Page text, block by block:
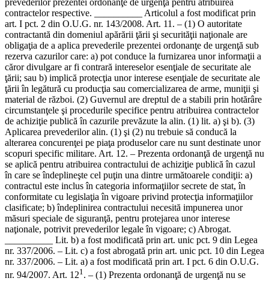
prevederilor prezentei ordonanţe de urgenţă pentru atribuirea
contractelor respective. __________ Articolul a fost modificat prin
art. I pct. 2 din O.U.G. nr. 143/2008. Art. 11. – (1) O autoritate
contractantă din domeniul apărării ţării şi securităţii naţionale are
obligaţia de a aplica prevederile prezentei ordonanţe de urgenţă sub
rezerva cazurilor care: a) pot conduce la furnizarea unor informaţii a
căror divulgare ar fi contrară intereselor esenţiale de securitate ale
ţării; sau b) implică protecţia unor interese esenţiale de securitate ale
ţării în legătură cu producţia sau comercializarea de arme, muniţii şi
material de război. (2) Guvernul are dreptul de a stabili prin hotărâre
circumstanţele şi procedurile specifice pentru atribuirea contractelor
de achiziţie publică în cazurile prevăzute la alin. (1) lit. a) şi b). (3)
Aplicarea prevederilor alin. (1) şi (2) nu trebuie să conducă la
alterarea concurenţei pe piaţa produselor care nu sunt destinate unor
scopuri specific militare. Art. 12. – Prezenta ordonanţă de urgenţă nu
se aplică pentru atribuirea contractului de achiziţie publică în cazul
în care se îndeplineşte cel puţin una dintre următoarele condiţii: a)
contractul este inclus în categoria informaţiilor secrete de stat, în
conformitate cu legislaţia în vigoare privind protecţia informaţiilor
clasificate; b) îndeplinirea contractului necesită impunerea unor
măsuri speciale de siguranţă, pentru protejarea unor interese
naţionale, potrivit prevederilor legale în vigoare; c) Abrogat.
__________ Lit. b) a fost modificată prin art. unic pct. 9 din Legea
nr. 337/2006. – Lit. c) a fost abrogată prin art. unic pct. 10 din Legea
nr. 337/2006. – Lit. a) a fost modificată prin art. I pct. 6 din O.U.G.
nr. 94/2007. Art. 121. – (1) Prezenta ordonanţă de urgenţă nu se aplică pentru atribuirea contractului de achiziţie publică de către structuri ale autorităţilor contractante care funcţionează pe teritoriul altor state, atunci când valoarea contractului, estimată potrivit prevederilor secţiunii a 2-a din cap. II, este egală sau mai mică decât pragurile valorice prevăzute la art. 124. (2) Pentru atribuirea contractelor de achiziţie publică care intră sub incidenţa prevederilor alin. (1) şi a căror valoare estimată este mai mare decât cea prevăzută la art. 19 trebuie să se asigure aplicarea principiilor generale prevăzute la art. 2 alin. (2), publicitatea la nivel local şi respectarea prevederilor art. 35-38 reprezentând cerinţe minime în acest sens. ___________ Articolul a fost introdus prin art. II, pct. 2 din O.U.G. nr. 19/2009. Art. 13. – Prezenta ordonanţă de urgenţă nu se aplică pentru atribuirea contractului de servicii care: a) are ca obiect cumpărarea sau închirierea, prin orice mijloace financiare, de terenuri, clădiri existente, alte bunuri imobile ori a drepturilor asupra acestora. Atribuirea contractelor de servicii financiare care se încheie, indiferent de formă, în legătură cu contractul de cumpărare sau de închiriere respectiv, se supune prevederilor prezentei ordonanţe de urgenţă; b) se referă la cumpărarea, dezvoltarea, producţia sau coproducţia de programe destinate difuzării, de către instituţii de radiodifuziune şi televiziune; c) se referă la prestarea de servicii de arbitraj şi conciliere; d) se referă la prestarea de servicii financiare în legătură cu emiterea, cumpărarea, vânzarea sau transferul valorilor mobiliare ori al altor instrumente financiare, în special operaţii ale autorităţii contractante efectuate în scopul atragerii de resurse financiare şi/sau de capital, precum şi la prestarea de servicii specifice unei bănci centrale de către Banca Naţională a României; e) se referă la angajarea de forţă de muncă, respectiv încheierea de contracte de muncă; f) se referă la prestarea de servicii de cercetare-dezvoltare remunerate în totalitate de către autoritatea contractantă şi ale căror rezultate nu sunt destinate, în mod exclusiv, autorităţii contractante pentru propriul beneficiu. __________ Lit. a) a fost modificată prin art. unic pct. 11 din Legea nr. 337/2006. Art. 14. – (1) Prezenta ordonanţă de urgenţă nu se aplică atunci când contractul de achiziţie publică este atribuit ca urmare a: a) unui acord internaţional încheiat în conformitate cu prevederile Tratatului cu unul sau mai multe state care nu sunt membre ale Uniunii Europene şi care vizează furnizarea de produse sau execuţia de lucrări, destinate implementării ori exploatării unui proiect în comun cu statele semnatare, şi numai dacă prin acordul respectiv a fost menţionată o procedură specifică pentru atribuirea contractului respectiv; b) unui acord internaţional referitor la staţionarea de trupe şi numai dacă prin acordul respectiv a fost prevăzută o procedură specifică pentru atribuirea contractului respectiv; c) aplicării unei proceduri specifice unor organisme şi instituţii internaţionale. d) aplicării unei proceduri specifice prevăzute de legislaţia comunitară, în contextul programelor şi proiectelor de cooperare teritorială. (2) Autorităţile contractante au obligaţia de a informa Autoritatea Naţională pentru Reglementarea şi Monitorizarea Achiziţiilor Publice asupra acordurilor prevăzute la alin. (1) lit. a), existente în domeniul lor de activitate. (3) Autoritatea Naţională pentru Reglementarea şi Monitorizarea Achiziţiilor Publice are obligaţia de a comunica Comisiei Europene informaţiile primite potrivit alin. (2). __________ Lit. c) de la alin. (1) şi alin. (2) au fost modificate prin art. unic pct. 12 din Legea nr. 337/2006. – Lit. c) de la alin. (1) a fost modificată prin art. I pct. 7 din O.U.G. nr. 94/2007. – Lit. d) a fost introdusă prin art. II, pct. 3 din O.U.G. nr. 19/2009. Art. 15. – (1) Prezenta ordonanţă de urgenţă nu se aplică pentru atribuirea contractului de servicii unei alte autorităţi contractante sau unei asocieri de autorităţi contractante, în cazul în care acestea beneficiază de un drept exclusiv pentru prestarea serviciilor respective, în virtutea legii ori a altor acte cu caracter normativ care sunt publicate, în măsura în care acestea sunt compatibile cu prevederile Tratatului. (2) Autoritatea contractantă care, în baza competenţelor legale pe care le deţine, acordă unui subiect de drept, care nu este definit ca autoritate contractantă, drepturi speciale sau exclusive de a presta un serviciu public, are obligaţia de a impune, prin autorizaţia pe care o emite în acest scop, respectarea principiului nediscriminării de către cel care beneficiază de drepturile speciale sau exclusive, atunci când acesta atribuie contracte de furnizare către terţi. __________ Alin. (1) a fost modificat prin art. unic pct. 13 din Legea nr. 337/2006. Art. 16. – (1) În cazul în care autoritatea contractantă atribuie un contract de achiziţie publică ce are ca obiect prestarea de servicii din categoria celor incluse în anexa nr. 2B, atunci obligaţia de a aplica prezenta ordonanţă de urgenţă se impune numai pentru contracte a căror valoare este mai mare decât cea prevăzută la art. 57 alin. (2) şi se limitează numai la prevederile art. 35-38 şi art. 56. Contestaţiile privind procedura de atribuire a contractelor de servicii din categoria celor incluse în anexa nr. 2B se soluţionează potrivit dispoziţiilor cap. IX. (2) În cazul în care contractul de achiziţie publică prevăzut la alin. (1) are ca obiect, alături de prestarea de servicii din categoria celor incluse în anexa nr. 2B, şi prestarea de servicii din categoria celor incluse în anexa nr. 2A, prevederile alin. (1) sunt aplicabile numai dacă valoarea estimată a serviciilor incluse în anexa nr. 2B este mai mare decât valoarea estimată a serviciilor incluse în anexa nr. 2A. (3) Autoritatea contractantă nu are dreptul de a combina, în cadrul aceluiaşi contract, servicii incluse atât în anexa nr. 2B, cât şi în anexa nr. 2A, cu scopul de a beneficia de aplicarea prevederilor alin. (1), atunci când atribuie respectivul contract de achiziţie publică. __________ Alin. (1) a fost modificat prin art. I, pct. 1 din O.U.G. nr. 72/2009. CAPITOLUL II Reguli comune aplicabile pentru atribuirea contractului de achiziţie publică SECŢIUNEA 1 Reguli generale Art. 17. – Autoritatea contractantă are obligaţia de a respecta principiile prevăzute la art. 2 alin. (2) în relaţia cu operatorii economici interesaţi să participe la procedura de atribuire. Art. 18. – (1) Procedurile de atribuire a contractului de achiziţie publică sunt: a) licitaţia deschisă, respectiv procedura la care orice operator economic interesat are dreptul de a depune oferta; b) licitaţia restrânsă, respectiv procedura la care orice operator economic are dreptul de a-şi depune candidatura, urmând ca numai candidaţii selectaţi să aibă dreptul de a depune oferta; c) dialogul competitiv, respectiv procedura la care orice operator economic are dreptul de a-şi depune candidatura şi prin care autoritatea contractantă conduce un dialog cu candidaţii admişi, în scopul identificării uneia sau mai multor soluţii apte să răspundă necesităţilor sale, urmând ca, pe baza soluţiei/soluţiilor, candidaţii selectaţi să elaboreze oferta finală; d) negocierea, respectiv procedura prin care autoritatea contractantă derulează consultări cu candidaţii selectaţi şi negociază clauzele contractuale, inclusiv preţul, cu unul sau mai mulţi dintre aceştia. Negocierea poate fi: – negociere cu publicarea prealabilă a unui anunţ de participare; – negociere fără publicarea prealabilă a unui anunţ de participare; e) cererea de oferte, respectiv procedura simplificată prin care autoritatea contractantă solicită oferte de la mai mulţi operatori economici. (2) Autoritatea contractantă are dreptul de a organiza un concurs de soluţii, respectiv o procedură specială prin care achiziţionează, îndeosebi în domeniul amenajării teritoriului, al proiectării urbanistice şi peisagistice, al arhitecturii sau în cel al prelucrării datelor, un plan sau un proiect, prin selectarea acestuia pe baze concurenţiale de către un juriu, cu sau fără acordarea de premii. __________ Alin. (2) a fost modificat prin art. unic pct. 14 din Legea nr. 337/2006. Art. 19. – Autoritatea contractantă are dreptul de a achiziţiona direct produse, servicii sau lucrări, în măsura în care valoarea achiziţiei, estimată conform prevederilor secţiunii a 2-a a prezentului capitol, nu depăşeşte echivalentul în lei a 15.000 euro pentru fiecare achiziţie de produse, servicii sau lucrări. Achiziţia se realizează pe bază de document justificativ, care în acest caz se consideră a fi contract de achiziţie publică, iar obligaţia respectării prevederilor prezentei ordonanţe de urgenţă se limitează numai la prevederile art. 204 alin. (2). ___________ Articolul a fost modificat prin art. II, pct. 4 din O.U.G. nr. 19/2009. Art. 20. – (1) Autoritatea contractantă are obligaţia de a atribui contractul de achiziţie publică prin aplicarea procedurilor de licitaţie deschisă sau licitaţie restrânsă. (2) Prin excepţie de la prevederile alin. (1), autoritatea contractantă are dreptul de a aplica celelalte proceduri prevăzute la art. 18 alin. (1), după caz, numai în circumstanţele specifice prevăzute la art. 94, art. 110 alin. (1), art. 122 sau 124. __________ Alin. (1) a fost modificat prin art. unic pct. 16 din Legea nr. 337/2006. Art. 21. – (1) Orice autoritate contractantă are dreptul de a aplica procedurile de atribuire prevăzute la art. 18, prin utilizarea mijloacelor electronice. (2) Aplicarea procedurilor de atribuire prin utilizarea mijloacelor electronice se realizează prin intermediul SEAP. (3) Guvernul are dreptul de a stabili prin hotărâre obligaţia anumitor autorităţi contractante de a aplica procedurile de atribuire a unor contracte de achiziţie publică numai prin utilizarea mijloacelor electronice. __________ Alin. (1) a fos